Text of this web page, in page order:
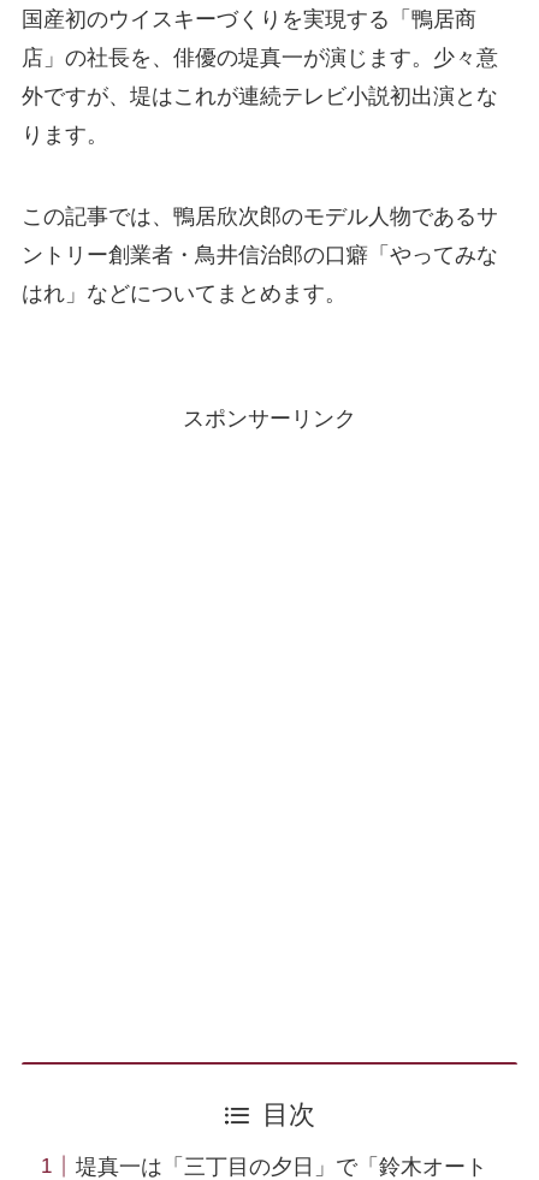
国産初のウイスキーづくりを実現する「鴨居商
店」の社長を、俳優の堤真一が演じます。少々意
外ですが、堤はこれが連続テレビ小説初出演とな
ります。
この記事では、鴨居欣次郎のモデル人物であるサ
ントリー創業者・鳥井信治郎の口癖「やってみな
はれ」などについてまとめます。
スポンサーリンク
目次
堤真一は「三丁目の夕日」で「鈴木オート